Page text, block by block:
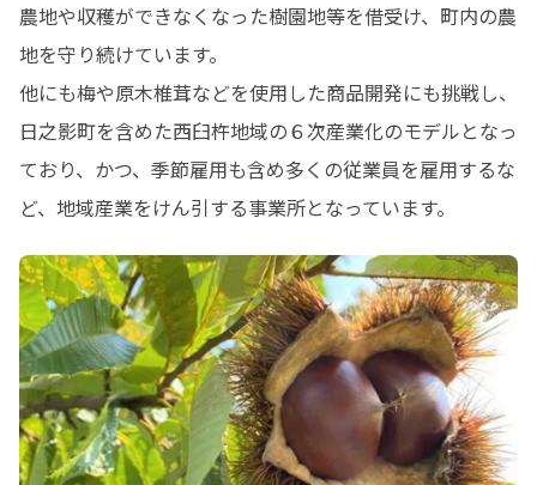
農地や収穫ができなくなった樹園地等を借受け、町内の農
地を守り続けています。
他にも梅や原木椎茸などを使用した商品開発にも挑戦し、
日之影町を含めた西臼杵地域の６次産業化のモデルとなっ
ており、かつ、季節雇用も含め多くの従業員を雇用するな
ど、地域産業をけん引する事業所となっています。